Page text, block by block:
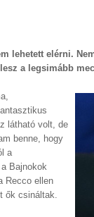
lehetett elérni.
a legsimább
látható volt, de
benne, hogy
a
Bajnokok
Recco ellen
ők csináltak.